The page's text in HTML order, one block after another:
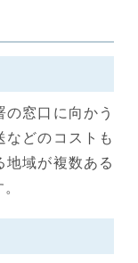
窓口に向かう
などのコストも
地域が複数ある